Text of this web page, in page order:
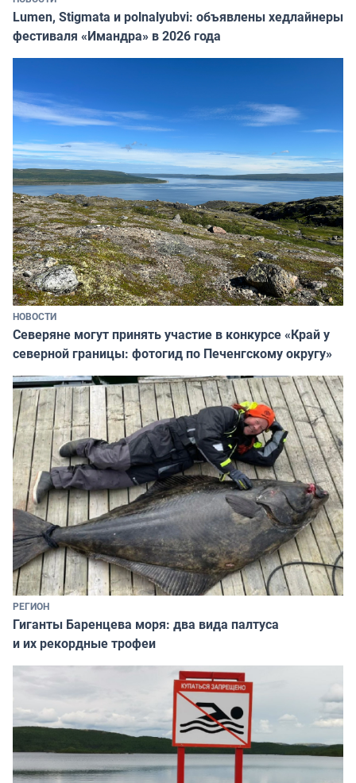
Lumen, Stigmata и polnalyubvi: объявлены хедлайнеры
фестиваля «Имандра» в 2026 года
НОВОСТИ
Северяне могут принять участие в конкурсе «Край у
северной границы: фотогид по Печенгскому округу»
РЕГИОН
Гиганты Баренцева моря: два вида палтуса
и их рекордные трофеи